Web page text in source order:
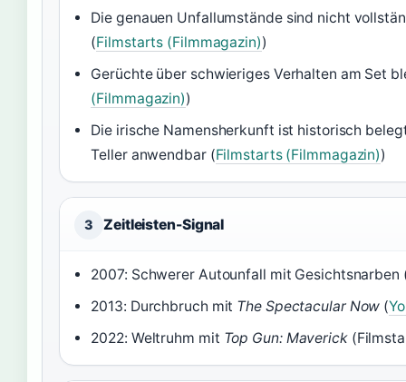
Die genauen Unfallumstände sind nicht
(Filmstarts (Filmmagazin))
Gerüchte über schwieriges Verhalten am Set
(Filmmagazin))
Die irische Namensherkunft ist historisch
Teller anwendbar (Filmstarts (Filmmagazin))
3 Zeitleisten-Signal
2007: Schwerer Autounfall mit
2013: Durchbruch mit The Spectacular Now (
2022: Weltruhm mit Top Gun: Maverick